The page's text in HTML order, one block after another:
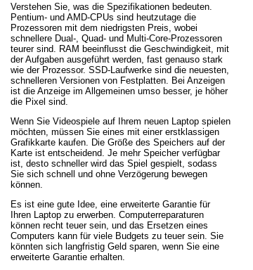
Verstehen Sie, was die Spezifikationen bedeuten.
Pentium- und AMD-CPUs sind heutzutage die
Prozessoren mit dem niedrigsten Preis, wobei
schnellere Dual-, Quad- und Multi-Core-Prozessoren
teurer sind. RAM beeinflusst die Geschwindigkeit, mit
der Aufgaben ausgeführt werden, fast genauso stark
wie der Prozessor. SSD-Laufwerke sind die neuesten,
schnelleren Versionen von Festplatten. Bei Anzeigen
ist die Anzeige im Allgemeinen umso besser, je höher
die Pixel sind.
Wenn Sie Videospiele auf Ihrem neuen Laptop spielen
möchten, müssen Sie eines mit einer erstklassigen
Grafikkarte kaufen. Die Größe des Speichers auf der
Karte ist entscheidend. Je mehr Speicher verfügbar
ist, desto schneller wird das Spiel gespielt, sodass
Sie sich schnell und ohne Verzögerung bewegen
können.
Es ist eine gute Idee, eine erweiterte Garantie für
Ihren Laptop zu erwerben. Computerreparaturen
können recht teuer sein, und das Ersetzen eines
Computers kann für viele Budgets zu teuer sein. Sie
könnten sich langfristig Geld sparen, wenn Sie eine
erweiterte Garantie erhalten.